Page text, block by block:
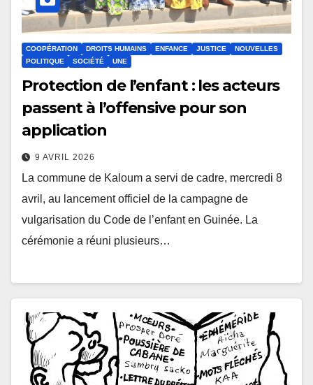
COOPÉRATION DROITS HUMAINS ENFANCE JUSTICE
NOUVELLES
POLITIQUE
SOCIÉTÉ UNE
Protection de l’enfant : les acteurs
passent à l’offensive pour son
application
9 AVRIL 2026
La commune de Kaloum a servi de cadre, mercredi 8
avril, au lancement officiel de la campagne de
vulgarisation du Code de l’enfant en Guinée. La
cérémonie a réuni plusieurs…